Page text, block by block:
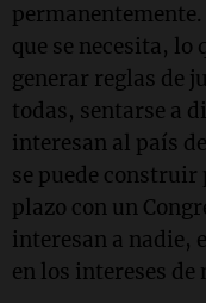
que se necesita, lo
generar reglas de
todas, sentarse a
interesan al país
se puede
plazo con un
interesan a nadie,
en los intereses